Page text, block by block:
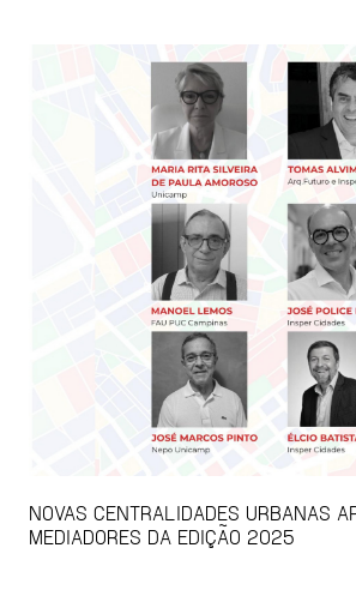
NOVAS CENTRALIDADES URBANAS
MEDIADORES DA EDIÇÃO 2025